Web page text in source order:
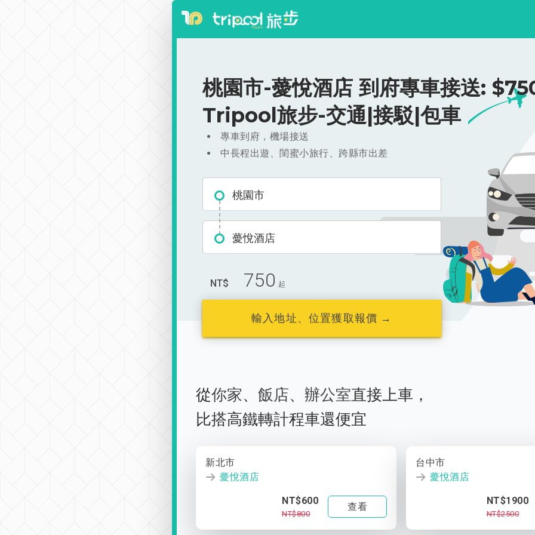
桃園市-薆悅酒店 到府專車接送:
Tripool旅步-交通|接駁|包車
專車到府，機場接送
中長程出遊、閨蜜小旅行、跨縣市出差
桃園市
薆悅酒店
NT$ 750 起
輸入地址、位置獲取報價 →
從你家、 飯店、 辦公室直接上車，
比搭高鐵轉計程車還便宜
新北市
薆悅酒店
NT$600
NT$800
查看
台中市
薆悅酒店
NT$1900
NT$2500